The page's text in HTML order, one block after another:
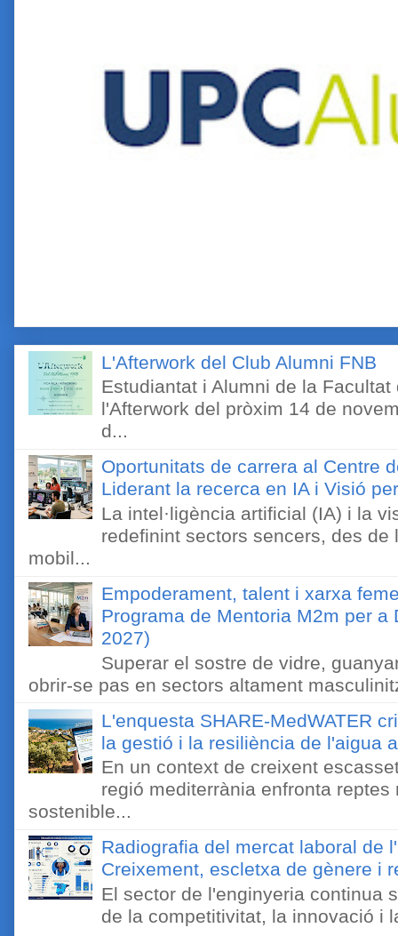
L'Afterwork del Club Alumni FNB
Estudiantat i Alumni de la
l'Afterwork del pròxim 14 de
d...
Oportunitats de carrera al Centre
Liderant la recerca en IA i Visió
La intel·ligència artificial (IA) i la
redefinint sectors sencers, des
mobil...
Empoderament, talent i xarxa
Programa de Mentoria M2m per
2027)
Superar el sostre de vidre,
obrir-se pas en sectors altament
L'enquesta SHARE-MedWATER
la gestió i la resiliència de l'aigua
En un context de creixent
regió mediterrània enfronta
sostenible...
Radiografia del mercat laboral de
Creixement, escletxa de gènere i
El sector de l'enginyeria continua
de la competitivitat, la innovació i